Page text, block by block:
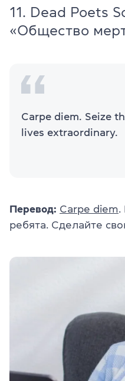
11. Dead Poets
«Общество
Carpe diem. Seize
lives extraordinary.
Перевод: Carpe diem.
ребята. Сделайте